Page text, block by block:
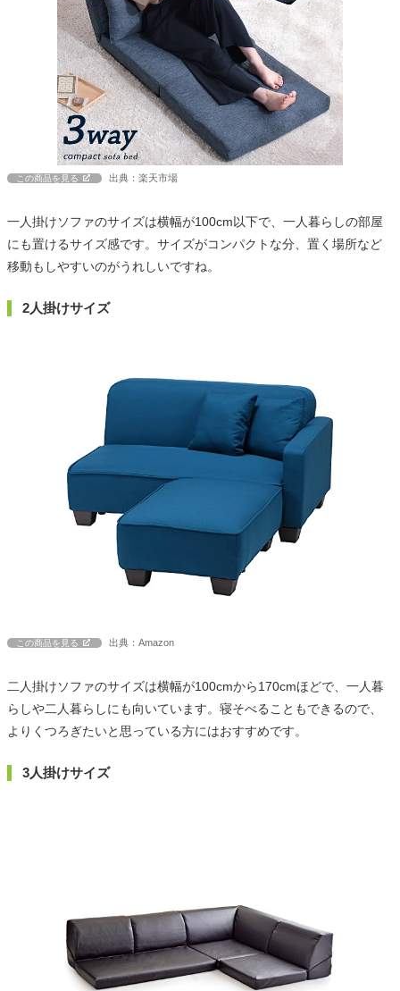
この商品を見る 出典：楽天市場
一人掛けソファのサイズは横幅が100cm以下で、一人暮らしの部屋
にも置けるサイズ感です。サイズがコンパクトな分、置く場所など
移動もしやすいのがうれしいですね。
2人掛けサイズ
この商品を見る 出典：Amazon
二人掛けソファのサイズは横幅が100cmから170cmほどで、一人暮
らしや二人暮らしにも向いています。寝そべることもできるので、
よりくつろぎたいと思っている方にはおすすめです。
3人掛けサイズ